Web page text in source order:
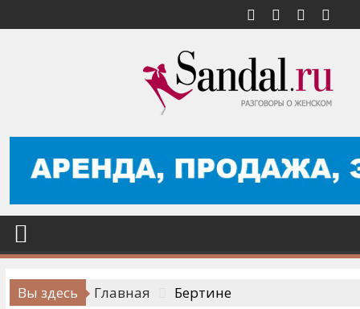
к
Вы здесь Главная Бертине